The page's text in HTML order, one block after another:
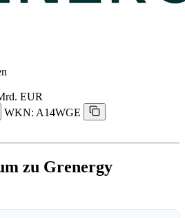
EUR
WKN: A14WGE
zu Grenergy